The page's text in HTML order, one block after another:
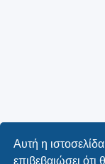
Αυτή η
επιβεβαιώσει ότι